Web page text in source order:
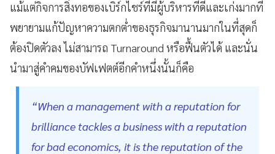
แม้แต่กิจการสิ่งทอของเบิร์กไชร์ที่มีผู้บริหารที่ดีและเก่งมากที่
พยายามแก้ปัญหาความตกต่ำของธุรกิจมานานมากในที่สุดก็
ต้องปิดตัวลง ไม่สามารถ Turnaround หรือฟื้นตัวได้ และนั่น
นำมาสู่คำคมของบัฟเฟตต์อีกคำหนึ่งนั้นก็คือ
“When a management with a reputation for
brilliance tackles a business with a reputation
for bad economics, it is the reputation of the